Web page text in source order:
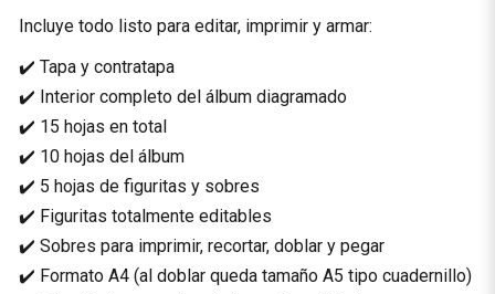
Incluye todo listo para editar, imprimir y armar:
✔️ Tapa y contratapa
✔️ Interior completo del álbum diagramado
✔️ 15 hojas en total
✔️ 10 hojas del álbum
✔️ 5 hojas de figuritas y sobres
✔️ Figuritas totalmente editables
✔️ Sobres para imprimir, recortar, doblar y pegar
✔️ Formato A4 (al doblar queda tamaño A5 tipo cuadernillo)